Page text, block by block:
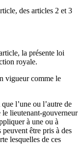
des articles 2 et 3
la présente loi
royale.
vigueur comme le
l’une ou l’autre de
lieutenant-gouverneur
à une ou à
peuvent être pris à des
lesquelles de ces